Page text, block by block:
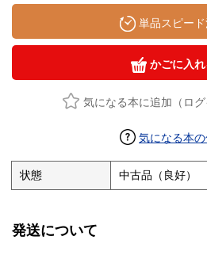
単品スピー
かごに入れ
気になる本に追加（ログ
気になる本
状態 中古品（良好）
発送について